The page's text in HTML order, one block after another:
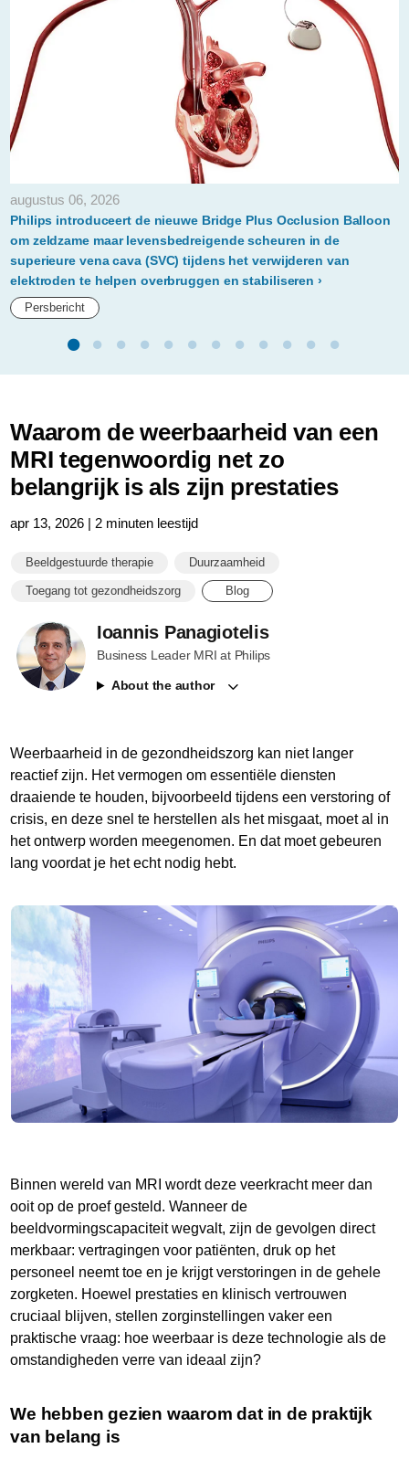
sustainability-
all-
stars-
lijst.html
augustus 06, 2026
Philips introduceert de nieuwe Bridge Plus Occlusion Balloon
om zeldzame maar levensbedreigende scheuren in de
superieure vena cava (SVC) tijdens het verwijderen van
elektroden te helpen overbruggen en stabiliseren
Persbericht
Waarom de weerbaarheid van een
MRI tegenwoordig net zo
belangrijk is als zijn prestaties
apr 13, 2026 | 2 minuten leestijd
Beeldgestuurde therapie Duurzaamheid
Toegang tot gezondheidszorg Blog
Ioannis Panagiotelis
Business Leader MRI at Philips
About the author
Weerbaarheid in de gezondheidszorg kan niet langer
reactief zijn. Het vermogen om essentiële diensten
draaiende te houden, bijvoorbeeld tijdens een verstoring of
crisis, en deze snel te herstellen als het misgaat, moet al in
het ontwerp worden meegenomen. En dat moet gebeuren
lang voordat je het echt nodig hebt.
Binnen wereld van MRI wordt deze veerkracht meer dan
ooit op de proef gesteld. Wanneer de
beeldvormingscapaciteit wegvalt, zijn de gevolgen direct
merkbaar: vertragingen voor patiënten, druk op het
personeel neemt toe en je krijgt verstoringen in de gehele
zorgketen. Hoewel prestaties en klinisch vertrouwen
cruciaal blijven, stellen zorginstellingen vaker een
praktische vraag: hoe weerbaar is deze technologie als de
omstandigheden verre van ideaal zijn?
We hebben gezien waarom dat in de praktijk
van belang is